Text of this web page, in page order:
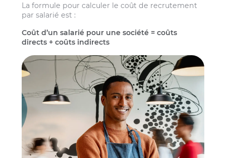
La formule pour calculer le coût de recrutement
par salarié est :
Coût d’un salarié pour une société = coûts
directs + coûts indirects